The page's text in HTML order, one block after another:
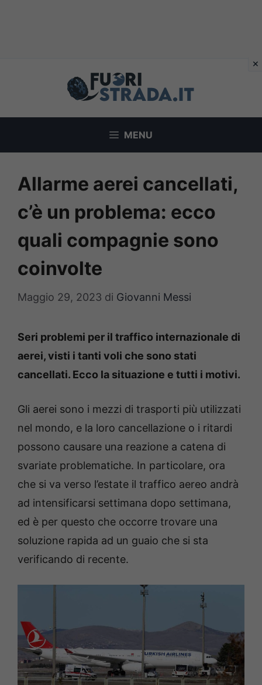
MENU
Allarme aerei cancellati,
c’è un problema: ecco
quali compagnie sono
coinvolte
Maggio 29, 2023 di Giovanni Messi
Seri problemi per il traffico internazionale di
aerei, visti i tanti voli che sono stati
cancellati. Ecco la situazione e tutti i motivi.
Gli aerei sono i mezzi di trasporti più utilizzati
nel mondo, e la loro cancellazione o i ritardi
possono causare una reazione a catena di
svariate problematiche. In particolare, ora
che si va verso l’estate il traffico aereo andrà
ad intensificarsi settimana dopo settimana,
ed è per questo che occorre trovare una
soluzione rapida ad un guaio che si sta
verificando di recente.